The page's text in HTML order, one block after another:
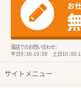
電話でのお問い合わせ：
平日9：30-19：00 土日10：00-
サイトメニュー